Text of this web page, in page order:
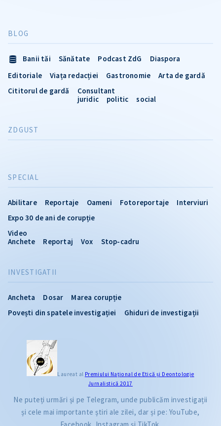
INVESTIGATII
Ancheta Dosar
Marea corupție
Povești din spatele investigației
Ghiduri de investigații
SPECIAL
Abilitare Reportaje Oameni Fotoreportaje
Interviuri
Expo 30 de ani de corupție
Video
Anchete
Reportaj Vox Stop-cadru
BLOG
Banii tăi Sănătate Podcast ZdG
Diaspora
Editoriale
Viața redacției Gastronomie
Arta de gardă
Cititorul de gardă
Consultant
juridic
politic social
ZDGUST
Laureat al Premiului Naţional de Etică și Deontologie
Jurnalistică 2017
Ne puteți urmări și pe Telegram, unde publicăm investigații
și cele mai importante știri ale zilei, dar și pe: YouTube,